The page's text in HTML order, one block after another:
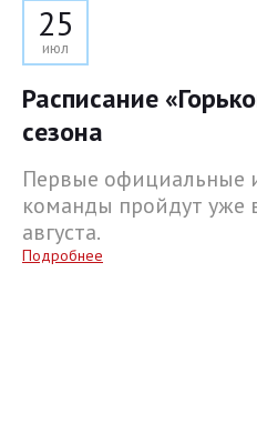
25
июл
Расписание
сезона
Первые официальные
команды пройдут уже
августа.
Подробнее